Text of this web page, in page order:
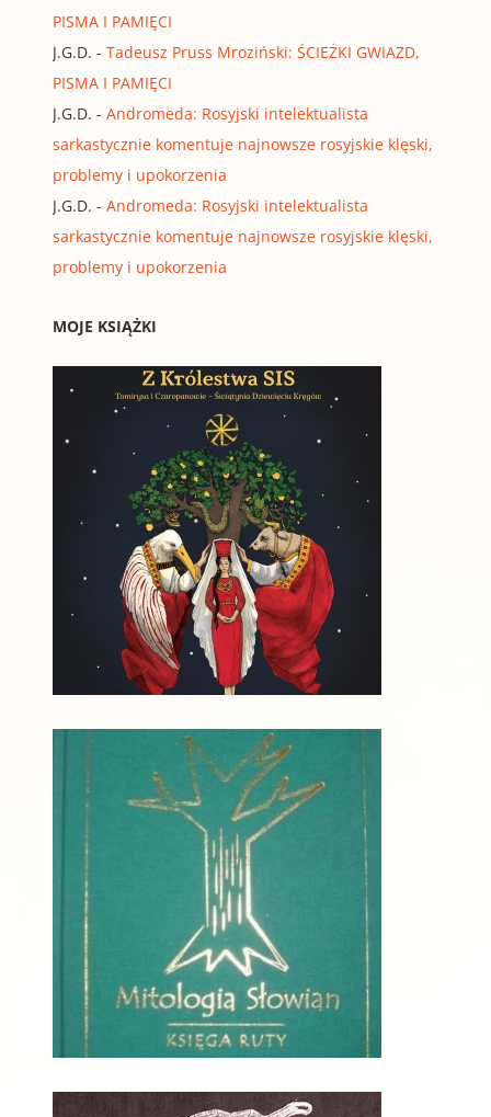
PISMA I PAMIĘCI
J.G.D. - Tadeusz Pruss Mroziński: ŚCIEŻKI GWIAZD,
PISMA I PAMIĘCI
J.G.D. - Andromeda: Rosyjski intelektualista
sarkastycznie komentuje najnowsze rosyjskie klęski,
problemy i upokorzenia
J.G.D. - Andromeda: Rosyjski intelektualista
sarkastycznie komentuje najnowsze rosyjskie klęski,
problemy i upokorzenia
MOJE KSIĄŻKI